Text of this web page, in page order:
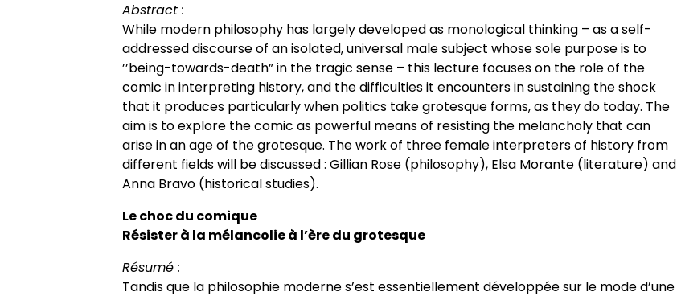
Abstract :
While modern philosophy has largely developed as monological thinking – as a self-
addressed discourse of an isolated, universal male subject whose sole purpose is to
’’being-towards-death” in the tragic sense – this lecture focuses on the role of the
comic in interpreting history, and the difficulties it encounters in sustaining the shock
that it produces particularly when politics take grotesque forms, as they do today. The
aim is to explore the comic as powerful means of resisting the melancholy that can
arise in an age of the grotesque. The work of three female interpreters of history from
different fields will be discussed : Gillian Rose (philosophy), Elsa Morante (literature) and
Anna Bravo (historical studies).
Le choc du comique
Résister à la mélancolie à l’ère du grotesque
Résumé :
Tandis que la philosophie moderne s’est essentiellement développée sur le mode d’une